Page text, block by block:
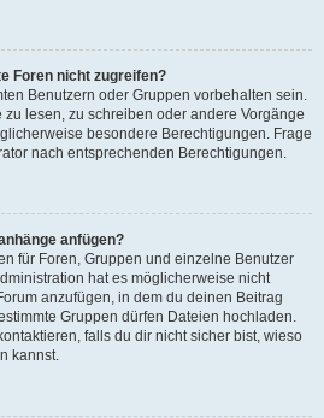
Foren nicht zugreifen?
Benutzern oder Gruppen vorbehalten sein.
lesen, zu schreiben oder andere Vorgänge
besondere Berechtigungen. Frage
nach entsprechenden Berechtigungen.
anfügen?
für Foren, Gruppen und einzelne Benutzer
hat es möglicherweise nicht
anzufügen, in dem du deinen Beitrag
Gruppen dürfen Dateien hochladen.
falls du dir nicht sicher bist, wieso
kannst.